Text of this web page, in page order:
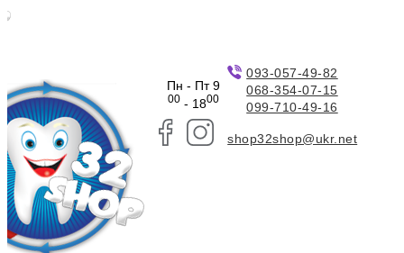
Пн - Пт 9
00- 1800
093-057-49-82
068-354-07-15
099-710-49-16
shop32shop@ukr.net